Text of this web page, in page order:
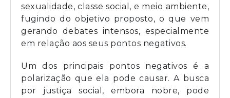
sexualidade, classe social, e meio ambiente,
fugindo do objetivo proposto, o que vem
gerando debates intensos, especialmente
em relação aos seus pontos negativos.
Um dos principais pontos negativos é a
polarização que ela pode causar. A busca
por justiça social, embora nobre, pode